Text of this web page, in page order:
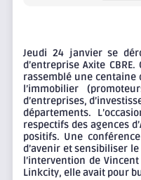
Jeudi 24 janvier se
d’entreprise Axite
rassemblé une centaine
l’immobilier
d’entreprises,
départements.
respectifs des agences
positifs. Une
d’avenir et sensibiliser
l’intervention de
Linkcity, elle avait pour